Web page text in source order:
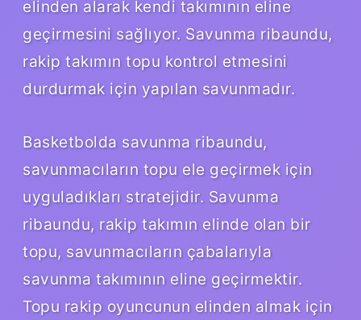
elinden alarak kendi takımının eline
geçirmesini sağlıyor. Savunma ribaundu,
rakip takımın topu kontrol etmesini
durdurmak için yapılan savunmadır.
Basketbolda savunma ribaundu,
savunmacıların topu ele geçirmek için
uyguladıkları stratejidir. Savunma
ribaundu, rakip takımın elinde olan bir
topu, savunmacıların çabalarıyla
savunma takımının eline geçirmektir.
Topu rakip oyuncunun elinden almak için